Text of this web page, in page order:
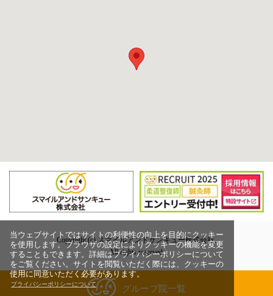
当ウェブサイトではサイトの利便性の向上を目的にクッキー
を使用します。ブラウザの設定によりクッキーの機能を変更
することもできます。詳細はプライバシーポリシーについて
をご覧ください。サイトを閲覧いただく際には、クッキーの
使用に同意いただく必要があります。
プライバシーポリシーについて
Copyright (c) スマイルアンドサンキュー株式会社,
All rights reserved.
グループ院一覧